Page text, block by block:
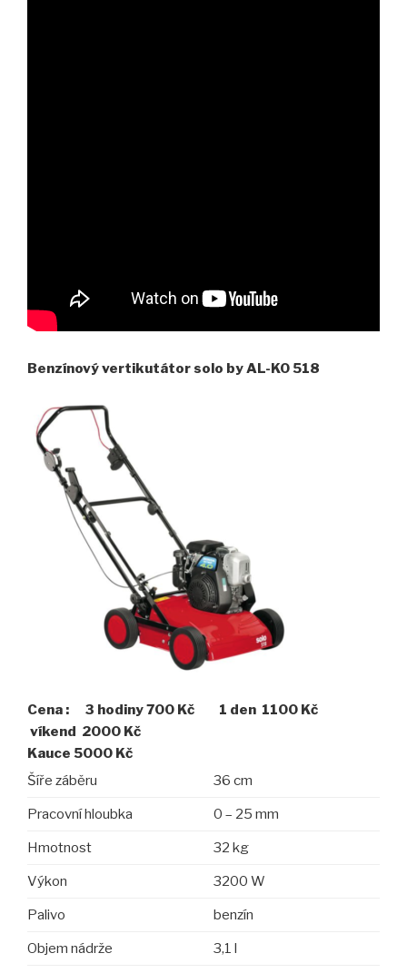
Benzínový vertikutátor solo by AL-KO 518
Cena : 3 hodiny 700 Kč 1 den 1100 Kč
víkend 2000 Kč
Kauce 5000 Kč
Šíře záběru
36 cm
Pracovní hloubka 0 – 25 mm
Hmotnost 32 kg
Výkon 3200 W
Palivo benzín
Objem nádrže 3,1 l